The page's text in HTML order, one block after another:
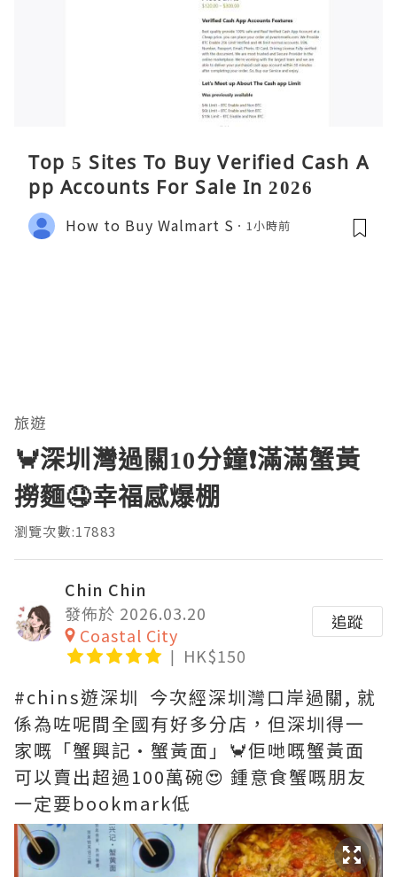
Top 5 Sites To Buy Verified Cash A
pp Accounts For Sale In 2026
How to Buy Walmart S 1小時前
旅遊
🦀深圳灣過關10分鐘❗滿滿蟹黃
撈麵🤤幸福感爆棚
瀏覽次數:17883
Chin Chin
發佈於 2026.03.20
Coastal City
HK$150
追蹤
#chins遊深圳 今次經深圳灣口岸過關, 就
係為咗呢間全國有好多分店，但深圳得一
家嘅「蟹興記·蟹黃面」🦀佢哋嘅蟹黃面
可以賣出超過100萬碗😍 鍾意食蟹嘅朋友
一定要bookmark低